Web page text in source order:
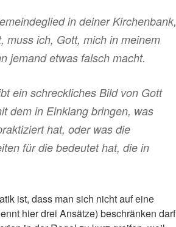
in deiner Kirchenbank,
muss ich, Gott, mich in meinem
jemand etwas falsch macht.
ein schreckliches Bild von Gott
dem in Einklang bringen, was
hat, oder was die
für die bedeutet hat, die in
ist, dass man sich nicht auf eine
hier drei Ansätze) beschränken darf